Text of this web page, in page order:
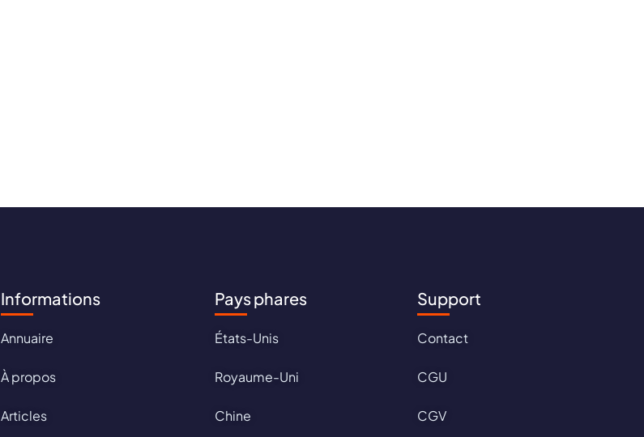
Informations
Annuaire
À propos
Articles
Pays phares
États-Unis
Royaume-Uni
Chine
Support
Contact
CGU
CGV